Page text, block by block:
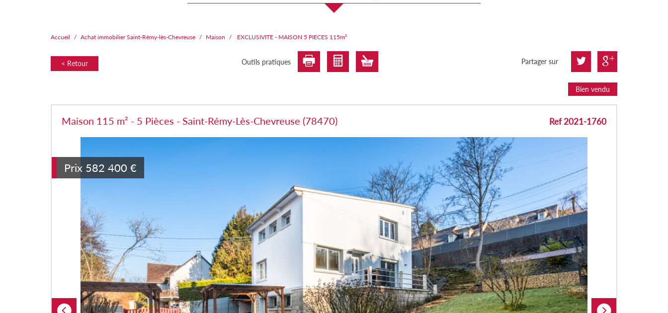
Accueil Achat immobilier Saint-Rémy-lès-Chevreuse Maison EXCLUSIVITE - MAISON 5 PIECES 115m²
< Retour Outils pratiques Partager sur
Bien vendu
Maison 115 m² - 5 Pièces - Saint-Rémy-Lès-Chevreuse (78470) Ref 2021-1760
Prix 582 400 €